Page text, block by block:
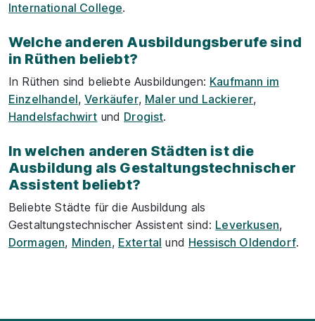
International College.
Welche anderen Ausbildungsberufe sind
in Rüthen beliebt?
In Rüthen sind beliebte Ausbildungen: Kaufmann im
Einzelhandel,Verkäufer, Maler und Lackierer,
Handelsfachwirt und Drogist.
In welchen anderen Städten ist die
Ausbildung als Gestaltungstechnischer
Assistent beliebt?
Beliebte Städte für die Ausbildung als
Gestaltungstechnischer Assistent sind: Leverkusen,
Dormagen, Minden, Extertal und Hessisch Oldendorf.